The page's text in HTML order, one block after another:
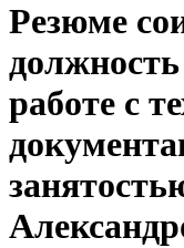
Резюме
работе с